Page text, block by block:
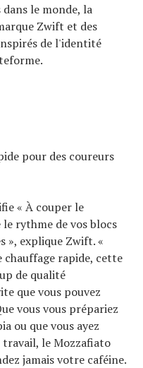
le monde, la
Zwift et des
de l'identité
pour des coureurs
« À couper le
rythme de vos blocs
», explique Zwift. «
chauffage rapide, cette
de qualité
que vous pouvez
vous vous prépariez
ou que vous ayez
travail, le Mozzafiato
jamais votre caféine.